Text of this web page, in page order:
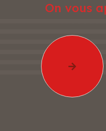
On vous